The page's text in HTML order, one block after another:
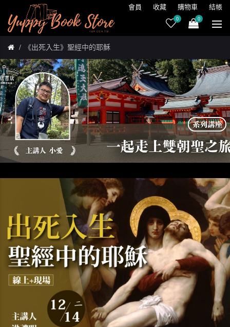
會員 收藏 購物車 結帳
0 0
《出死入生》聖經中的耶穌